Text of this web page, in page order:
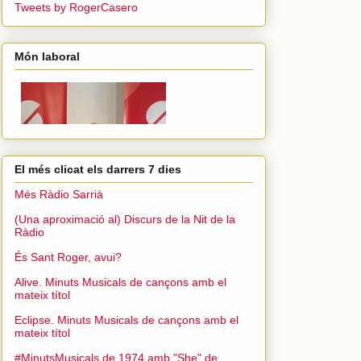
Tweets by RogerCasero
Món laboral
El més clicat els darrers 7 dies
Més Ràdio Sarrià
(Una aproximació al) Discurs de la Nit de la
Ràdio
És Sant Roger, avui?
Alive. Minuts Musicals de cançons amb el
mateix títol
Eclipse. Minuts Musicals de cançons amb el
mateix títol
#MinutsMusicals de 1974 amb "She" de